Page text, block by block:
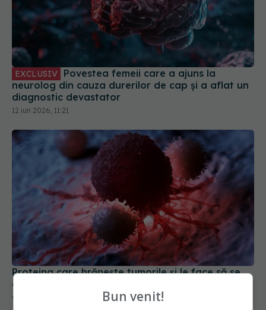
EXCLUSIV
neurolog din cauza durerilor de cap și a aflat un
diagnostic devastator
12 iun 2026, 11:21
Proteina care hrănește tumorile și le face să se
dezvolte
07 mar 2026, 15:29 Bun venit!